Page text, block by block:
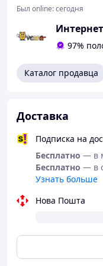
Ширина
толстая
Покрыт
время работы
Был online:сегодня
97%
Каталог продавца
Доставка
Подписка на
Бесплатно — в
Бесплатно — в
Узнать больше
Нова Пошта